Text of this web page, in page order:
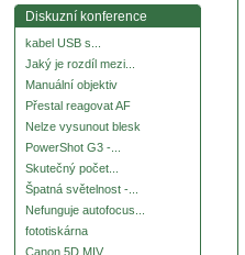
Diskuzní konference
kabel USB s...
Jaký je rozdíl mezi...
Manuální objektiv
Přestal reagovat AF
Nelze vysunout blesk
PowerShot G3 -...
Skutečný počet...
Špatná světelnost -...
Nefunguje autofocus...
fototiskárna
Canon 5D MIV